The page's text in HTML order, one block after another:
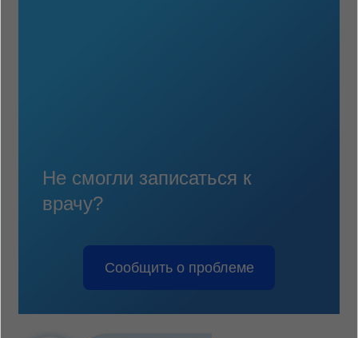
Не смогли записаться к
врачу?
Сообщить о проблеме